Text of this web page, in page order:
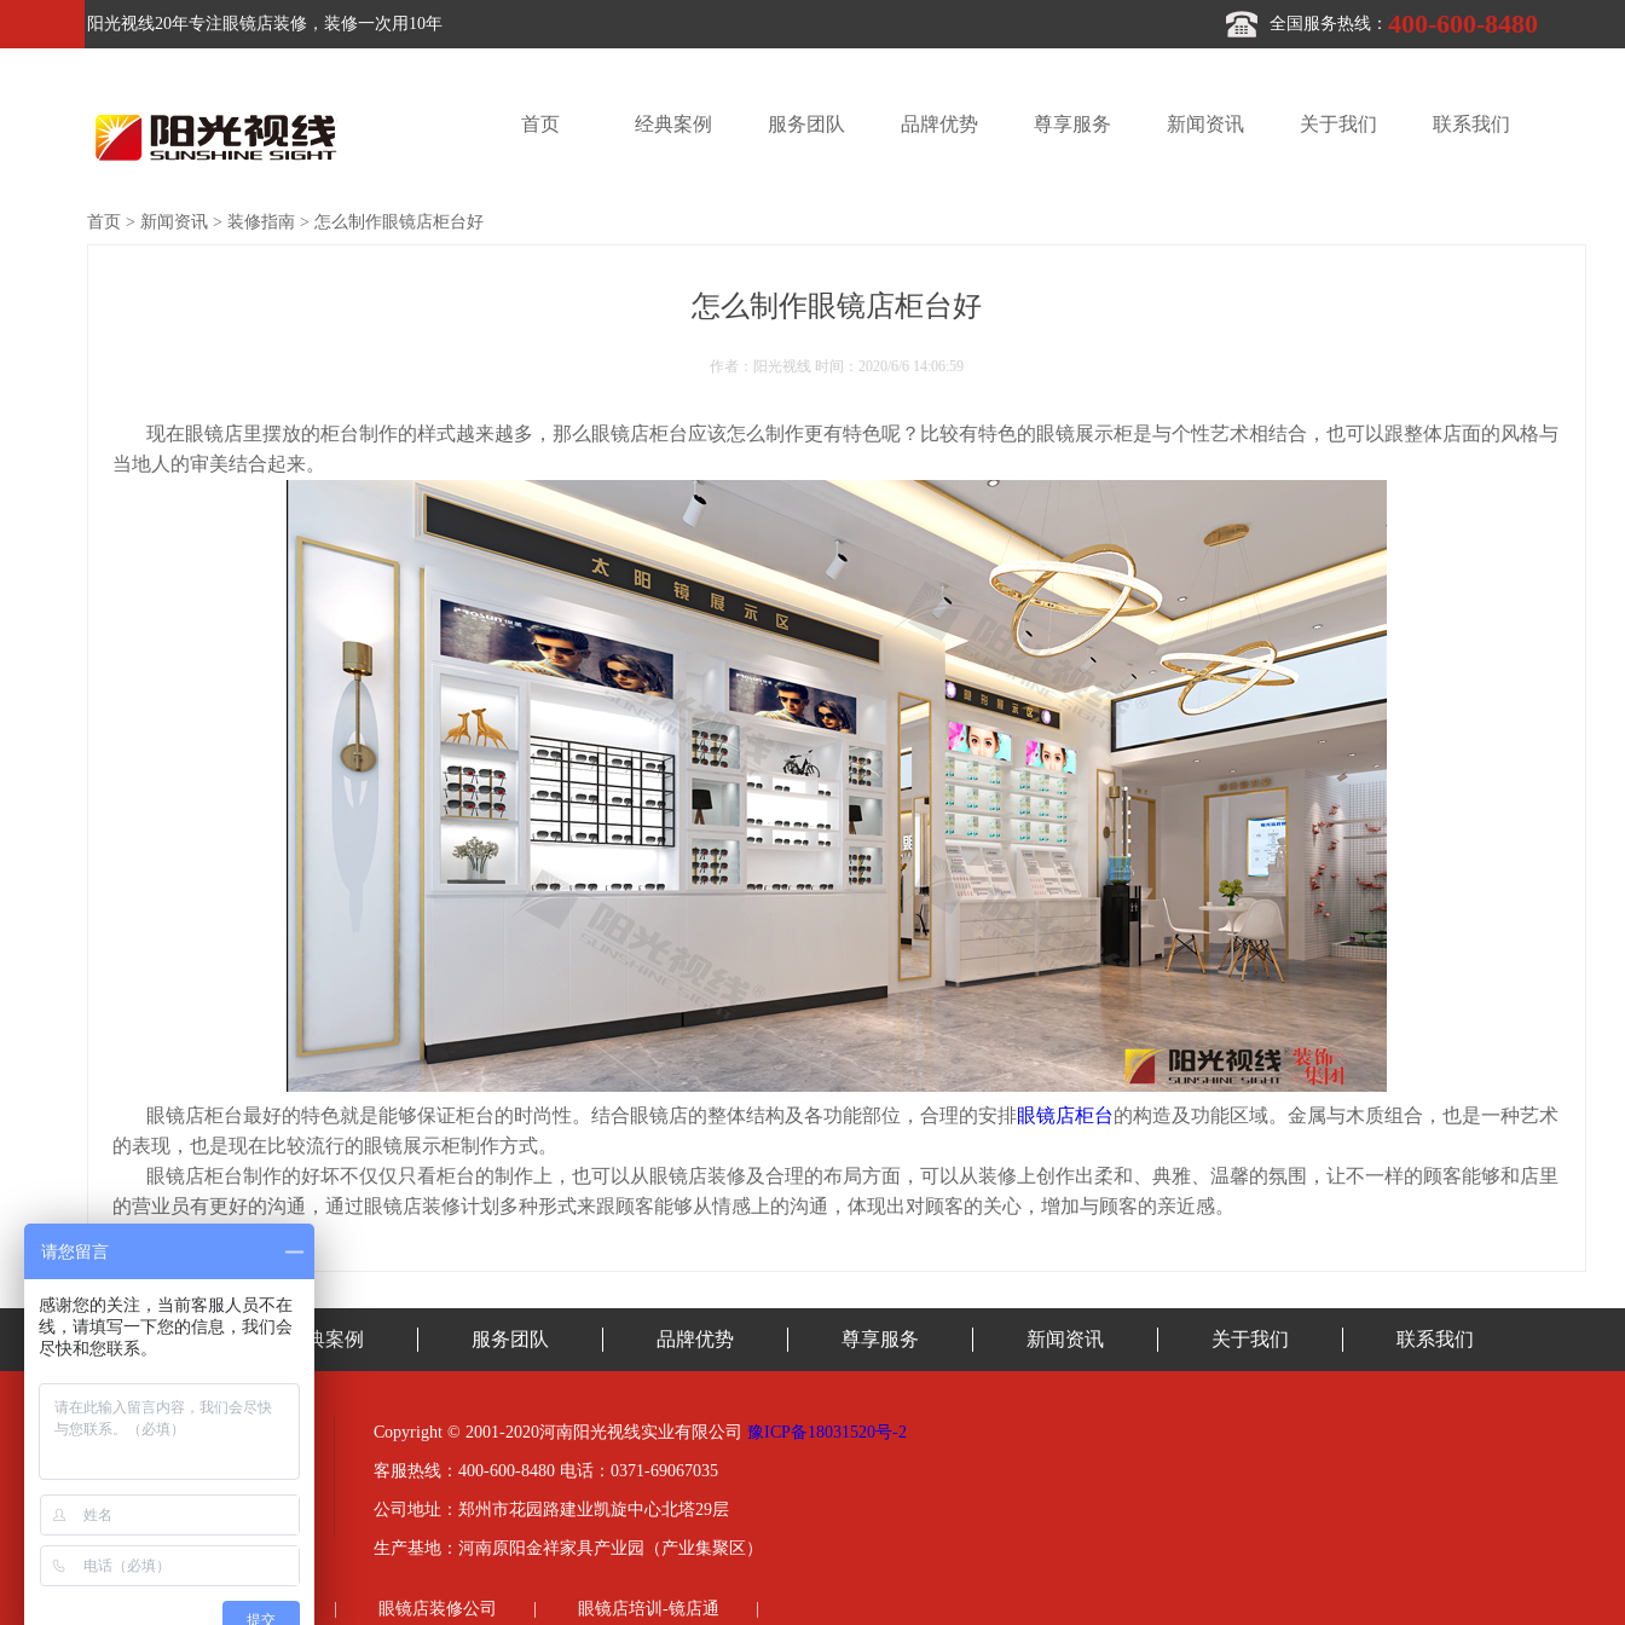
阳光视线20年专注眼镜店装修，装修一次用10年 全国服务热线： 400-600-8480
首页 经典案例 服务团队 品牌优势 尊享服务 新闻资讯 关于我们 联系我们
首页 > 新闻资讯 > 装修指南 > 怎么制作眼镜店柜台好
怎么制作眼镜店柜台好
作者：阳光视线 时间： 2020/6/6 14:06:59
现在眼镜店里摆放的柜台制作的样式越来越多，那么眼镜店柜台应该怎么制作更有特色呢？比较有特色的眼镜展示柜是与个性艺术相结合，也可以跟整体店面的风格与
当地人的审美结合起来。
眼镜店柜台最好的特色就是能够保证柜台的时尚性。结合眼镜店的整体结构及各功能部位，合理的安排眼镜店柜台的构造及功能区域。金属与木质组合，也是一种艺术
的表现，也是现在比较流行的眼镜展示柜制作方式。
眼镜店柜台制作的好坏不仅仅只看柜台的制作上，也可以从眼镜店装修及合理的布局方面，可以从装修上创作出柔和、典雅、温馨的氛围，让不一样的顾客能够和店里
的营业员有更好的沟通，通过眼镜店装修计划多种形式来跟顾客能够从情感上的沟通，体现出对顾客的关心，增加与顾客的亲近感。
首页 经典案例 服务团队 品牌优势 尊享服务 新闻资讯 关于我们 联系我们
Copyright © 2001-2020河南阳光视线实业有限公司 豫ICP备18031520号-2
客服热线：400-600-8480 电话：0371-69067035
公司地址：郑州市花园路建业凯旋中心北塔29层
生产基地：河南原阳金祥家具产业园（产业集聚区）
友情链接
眼镜店装修 眼镜店装修公司 眼镜店培训-镜店通
请您留言
感谢您的关注，当前客服人员不在
线，请填写一下您的信息，我们会
尽快和您联系。
提交